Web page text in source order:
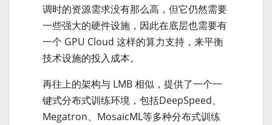
调时的资源需求没有那么高，但它仍然需要
一些强大的硬件设施，因此在底层也需要有
一个 GPU Cloud 这样的算力支持，来平衡
技术设施的投入成本。
再往上的架构与 LMB 相似，提供了一个一
键式分布式训练环境，包括DeepSpeed、
Megatron、MosaicML等多种分布式训练